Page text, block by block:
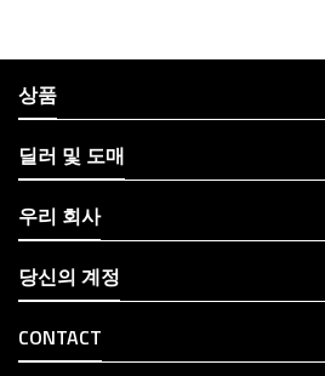
상품
딜러 및 도매
우리 회사
당신의 계정
CONTACT